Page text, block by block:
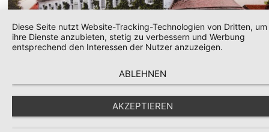
(Beispielbild, Barockschloss Kittlitz, Postkarte 1927)
Diese Seite nutzt Website-Tracking-Technologien von Dritten, um
ihre Dienste anzubieten, stetig zu verbessern und Werbung
entsprechend den Interessen der Nutzer anzuzeigen.
ABLEHNEN
AKZEPTIEREN